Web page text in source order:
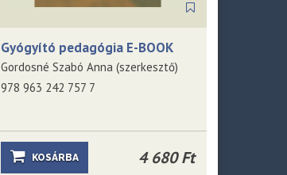
Gyógyító pedagógia E-BOOK
Gordosné Szabó Anna (szerkesztő)
978 963 242 757 7
4 680 Ft
KOSÁRBA